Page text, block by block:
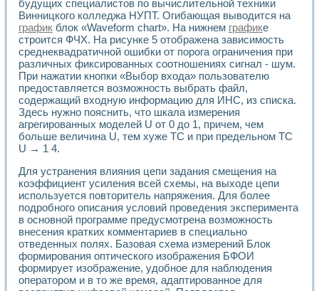
Разработка виртуальных тренажеров путем
Система блокировок, сигнализации и защиты ускорителя
Система сбора данных и управления процессом
Управление температурой газовой среды специальной
Разработка программного обеспечения с
Использование технологий NATIONAL INSTRUMENTS
Оборудование для промышленной термотрансферной
Автоматизация реометрических исследований на базе
Применение измерителя иммитанса для исследова¬ния
Исследование электромагнитных переходных процессов
Стенд для исследования электрических переходных
Моделирование надежности и эффективности систем
Лабораторные практикумы и учебные стенды
Автоматизация лабораторного стенда по измерению
Автоматизированные лабораторные комплексы для
Виртуальный прибор для исследования нелинейных
Использование виртуальных приборов в процесе
Использование программ ELECTRONICS WORKBENCH-
Лабораторный практикум по дисциплине «Цифровые
Лабораторный практикум по ИНС на основе LabVIEW
будущих специалистов по вычислительной техники
Винницкого колледжа НУПТ. Огибающая выводится на
график блок «Waveform chart». На нижнем графике
строится ФЧХ. На рисунке 5 отображена зависимость
среднеквадратичной ошибки от порога ограничения при
различных фиксированных соотношениях сигнал - шум.
При нажатии кнопки «Выбор входа» пользователю
предоставляется возможность выбрать файл,
содержащий входную информацию для ИНС, из списка.
Здесь нужно пояснить, что шкала измерения
агрегированных моделей U от 0 до 1, причем, чем
больше величина U, тем хуже ТС и при предельном ТС
U → 1 4.
Для устранения влияния цепи задания смещения на
коэффициент усиления всей схемы, на выходе цепи
используется повторитель напряжения. Для более
подробного описания условий проведения эксперимента
в основной программе предусмотрена возможность
внесения кратких комментариев в специально
отведенных полях. Базовая схема измерений Блок
формирования оптического изображения БФОИ
формирует изображение, удобное для наблюдения
оператором и в то же время, адаптированное для